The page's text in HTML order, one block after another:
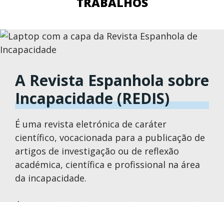
A Revista Espanhola sobre
Incapacidade (REDIS)
É uma revista eletrónica de caráter
científico, vocacionada para a publicação de
artigos de investigação ou de reflexão
académica, científica e profissional na área
da incapacidade.